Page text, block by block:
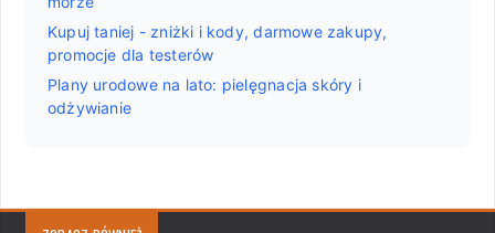
Kupuj taniej - zniżki i kody, darmowe zakupy,
promocje dla testerów
Plany urodowe na lato: pielęgnacja skóry i
odżywianie